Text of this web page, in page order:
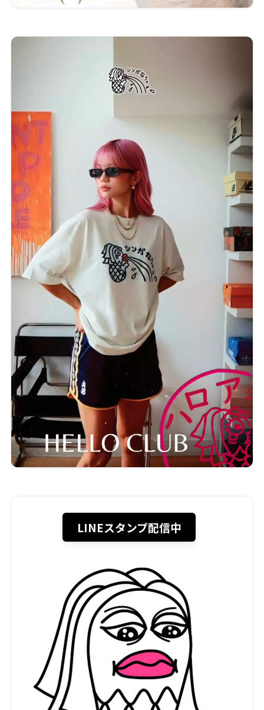
LINEスタンプ配信中